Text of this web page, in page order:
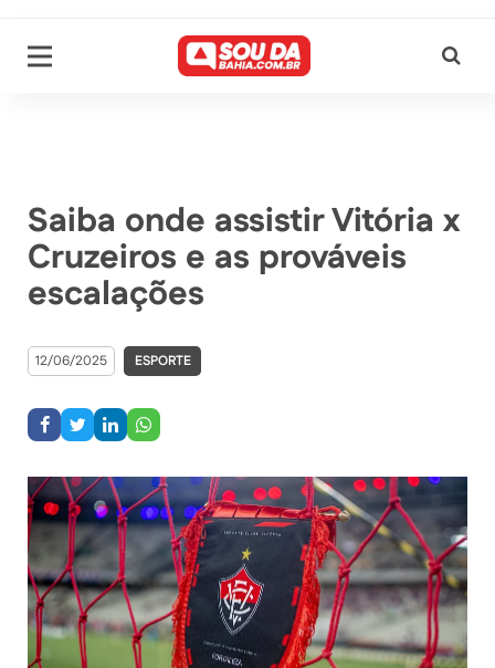
Saiba onde assistir Vitória x
Cruzeiros e as prováveis
escalações
12/06/2025 ESPORTE